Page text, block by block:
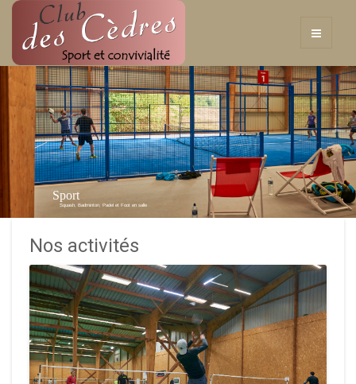
Sport
Squash, Badminton, Padel et Foot en salle
Nos activités